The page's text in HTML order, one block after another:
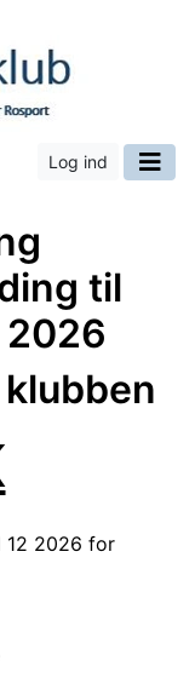
Log ind
til
2026
12 2026 for